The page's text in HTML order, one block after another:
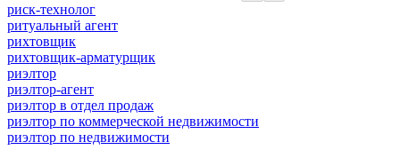
риск-технолог
ритуальный агент
рихтовщик
рихтовщик-арматурщик
риэлтор
риэлтор-агент
риэлтор в отдел продаж
риэлтор по коммерческой недвижимости
риэлтор по недвижимости